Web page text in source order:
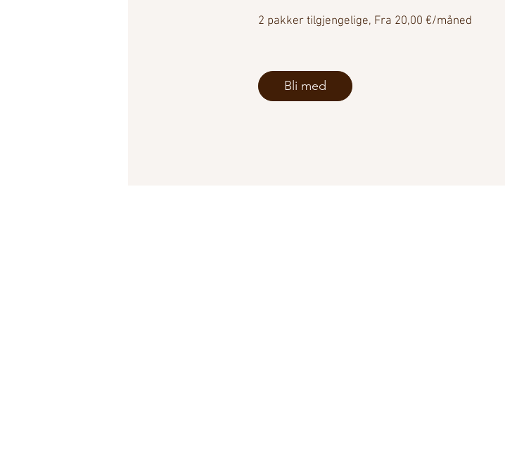
2 pakker tilgjengelige, Fra 20,00 €/måned
Bli med